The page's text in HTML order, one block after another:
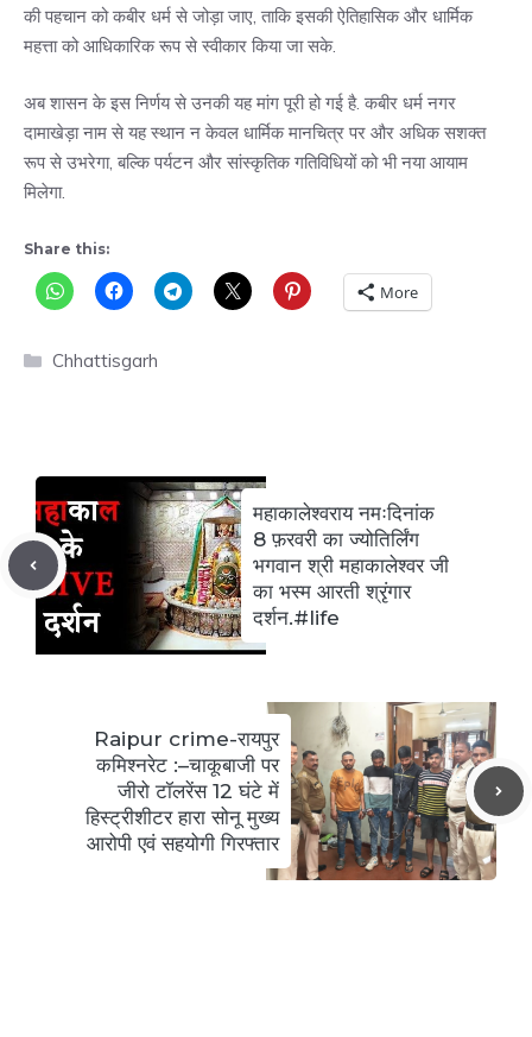
की पहचान को कबीर धर्म से जोड़ा जाए, ताकि इसकी ऐतिहासिक और धार्मिक
महत्ता को आधिकारिक रूप से स्वीकार किया जा सके.
अब शासन के इस निर्णय से उनकी यह मांग पूरी हो गई है. कबीर धर्म नगर
दामाखेड़ा नाम से यह स्थान न केवल धार्मिक मानचित्र पर और अधिक सशक्त
रूप से उभरेगा, बल्कि पर्यटन और सांस्कृतिक गतिविधियों को भी नया आयाम
मिलेगा.
Share this:
More
Categories
Chhattisgarh
महाकालेश्वराय नमःदिनांक
8 फ़रवरी का ज्योतिर्लिंग
भगवान श्री महाकालेश्वर जी
का भस्म आरती श्रृंगार
दर्शन.#life
Raipur crime-रायपुर
कमिश्नरेट :–चाकूबाजी पर
जीरो टॉलरेंस 12 घंटे में
हिस्ट्रीशीटर हारा सोनू मुख्य
आरोपी एवं सहयोगी गिरफ्तार